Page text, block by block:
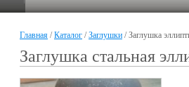
Главная /Каталог /Заглушки / Заглушка
Заглушка стальная